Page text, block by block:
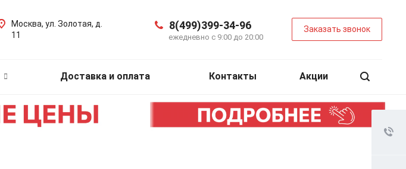
8(499)399-34-96
ежедневно с 9:00 до 20:00
Заказать звонок
Москва, ул. Золотая, д.
11
Доставка и оплата Контакты Акции